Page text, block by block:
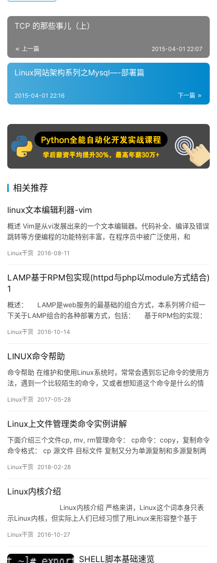
TCP 的那些事儿（上）
上一篇 2015-04-01 22:07
Linux网站架构系列之Mysql—-部署篇
下一篇
2015-04-01 22:16
相关推荐
linux文本编辑利器-vim
概述 Vim是从vi发展出来的一个文本编辑器。代码补全、编译及错误
跳转等方便编程的功能特别丰富，在程序员中被广泛使用，和
辑能力中很大部分是来自于其普通模式命令。vim的设计理念是命令
行…
Linux干货 2016-08-11
LAMP基于RPM包实现(httpd与php以module方式结合)
1
概述： LAMP是web服务的最基础的组合方式，本系列将介绍一
下关于LAMP组合的各种部署方式，包括： 基于RPM包的实现：
Linux干货 2016-10-14
LINUX命令帮助
命令帮助 在维护和使用Linux系统时，常常会遇到忘记命令的使用方
法，遇到一个比较陌生的命令，又或者想知道这个命令是什么的情
帮助文档、官方文档、官方站点、LINUX的发行版官方文档、其他
外部命令，内部命令和外部命令…
Linux干货 2017-05-28
Linux上文件管理类命令实例讲解
下面介绍三个文件cp, mv, rm管理命令： cp命令：copy，复制命令
命令格式： cp 源文件 目标文件 复制又分为单源复制和多源复制两
流到此文件； [root@localhost tmp]# cp yum.log ok
Linux干货 2018-02-28
Linux内核介绍
Linux内核介绍 严格来讲，Linux这个词本身只表
示Linux内核，但实际上人们已经习惯了用Linux来形容整个基于
Linux干货 2016-10-27
SHELL脚本基础速览